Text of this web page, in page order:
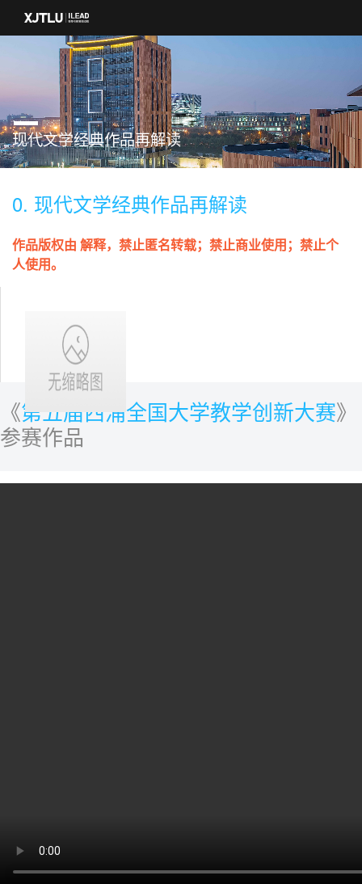
现代文学经典作品再解读
0. 现代文学经典作品再解读
作品版权由 解释，禁止匿名转载；禁止商业使用；禁止个
人使用。
《第五届西浦全国大学教学创新大赛》
参赛作品